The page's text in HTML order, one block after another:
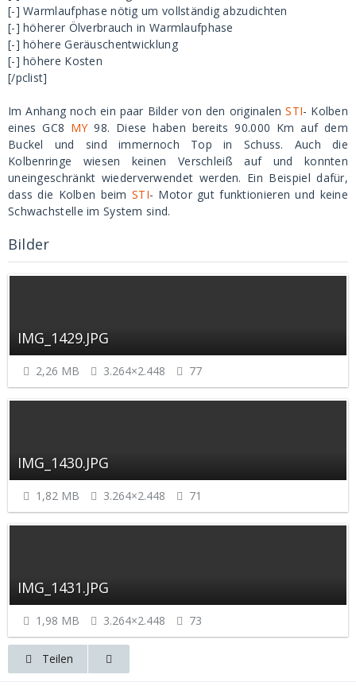
[-] Warmlaufphase nötig um vollständig abzudichten
[-] höherer Ölverbrauch in Warmlaufphase
[-] höhere Geräuschentwicklung
[-] höhere Kosten
[/pclist]
Im Anhang noch ein paar Bilder von den originalenSTI- Kolben
eines GC8 MY98. Diese haben bereits 90.000 Km auf dem
Buckel und sind immernoch Top in Schuss. Auch die
Kolbenringe wiesen keinen Verschleiß auf und konnten
uneingeschränkt wiederverwendet werden. Ein Beispiel dafür,
dass die Kolben beimSTI- Motor gut funktionieren und keine
Schwachstelle im System sind.
Bilder
IMG_1429.JPG
2,26 MB 3.264×2.448 77
IMG_1430.JPG
1,82 MB 3.264×2.448 71
IMG_1431.JPG
1,98 MB 3.264×2.448 73
Teilen